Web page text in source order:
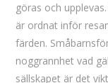
göras och
är ordnat inför
färden.
noggrannhet vad
sällskapet är det